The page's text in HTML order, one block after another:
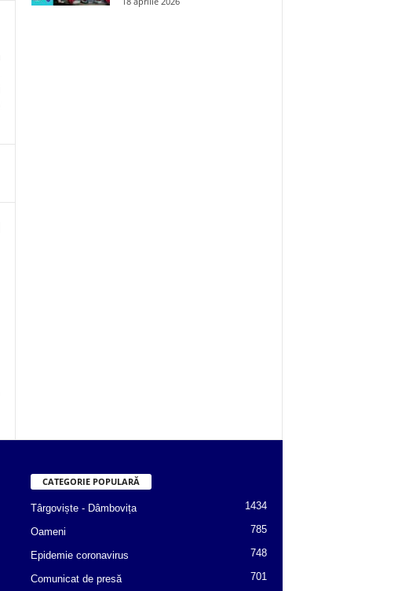
CATEGORIE POPULARĂ
Târgoviște - Dâmbovița 1434
Oameni 785
Epidemie coronavirus 748
Comunicat de presă 701